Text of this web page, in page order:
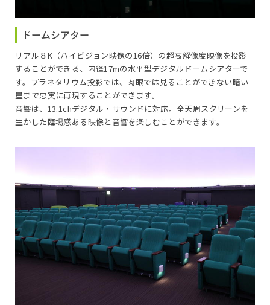
ドームシアター
リアル８K（ハイビジョン映像の16倍）の超高解像度映像を投影
することができる、内径17mの水平型デジタルドームシアターで
す。プラネタリウム投影では、肉眼では見ることができない暗い
星まで忠実に再現することができます。
音響は、13.1chデジタル・サウンドに対応。全天周スクリーンを
生かした臨場感ある映像と音響を楽しむことができます。